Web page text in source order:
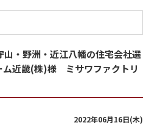
山・野洲・近江八幡の住宅会社選
ム近畿(株)様 ミサワファクトリ
2022年06月16日(木)